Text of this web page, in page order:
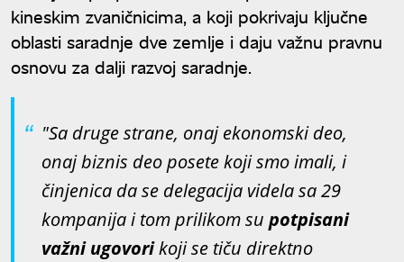
kineskim zvaničnicima, a koji pokrivaju ključne
oblasti saradnje dve zemlje i daju važnu pravnu
osnovu za dalji razvoj saradnje.
"Sa druge strane, onaj ekonomski deo,
onaj biznis deo posete koji smo imali, i
činjenica da se delegacija videla sa 29
kompanija i tom prilikom su potpisani
važni ugovorikoji se tiču direktno